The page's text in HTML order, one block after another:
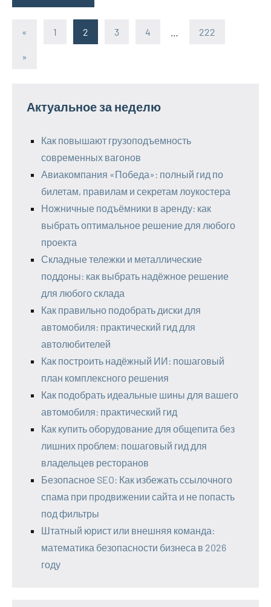
Пагинация
«
Предыдущие
1 2 3 4 222
Следующие
»
Актуальное за неделю
Как повышают грузоподъемность
современных вагонов
Авиакомпания «Победа»: полный гид по
билетам, правилам и секретам лоукостера
Ножничные подъёмники в аренду: как
выбрать оптимальное решение для любого
проекта
Складные тележки и металлические
поддоны: как выбрать надёжное решение
для любого склада
Как правильно подобрать диски для
автомобиля: практический гид для
автолюбителей
Как построить надёжный ИИ: пошаговый
план комплексного решения
Как подобрать идеальные шины для вашего
автомобиля: практический гид
Как купить оборудование для общепита без
лишних проблем: пошаговый гид для
владельцев ресторанов
Безопасное SEO: Как избежать ссылочного
спама при продвижении сайта и не попасть
под фильтры
Штатный юрист или внешняя команда:
математика безопасности бизнеса в 2026
году